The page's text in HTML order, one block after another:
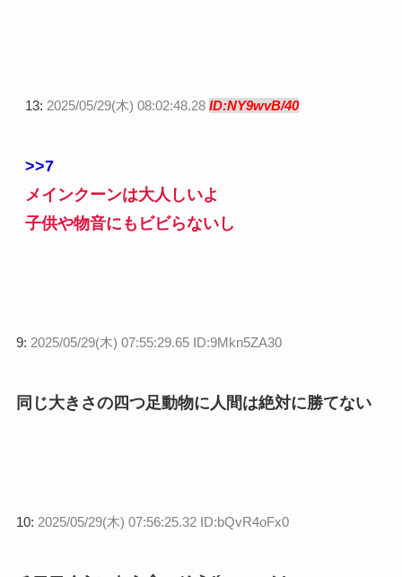
13: 2025/05/29(木) 08:02:48.28 ID:NY9wvB/40
>>7
メインクーンは大人しいよ
子供や物音にもビビらないし
9: 2025/05/29(木) 07:55:29.65 ID:9Mkn5ZA30
同じ大きさの四つ足動物に人間は絶対に勝てない
10: 2025/05/29(木) 07:56:25.32 ID:bQvR4oFx0